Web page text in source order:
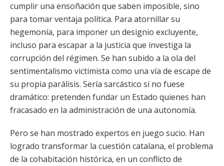
cumplir una ensoñación que saben imposible, sino
para tomar ventaja política. Para atornillar su
hegemonía, para imponer un designio excluyente,
incluso para escapar a la justicia que investiga la
corrupción del régimen. Se han subido a la ola del
sentimentalismo victimista como una vía de escape de
su propia parálisis. Sería sarcástico si no fuese
dramático: pretenden fundar un Estado quienes han
fracasado en la administración de una autonomía.
Pero se han mostrado expertos en juego sucio. Han
logrado transformar la cuestión catalana, el problema
de la cohabitación histórica, en un conflicto de